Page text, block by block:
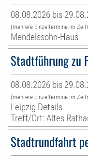
08.08.2026 bis
(mehrere Einzeltermine im
Mendelssohn-Haus
Stadtführung zu
08.08.2026 bis
(mehrere Einzeltermine im
Leipzig Details
Treff/Ort: Altes
Stadtrundfahrt